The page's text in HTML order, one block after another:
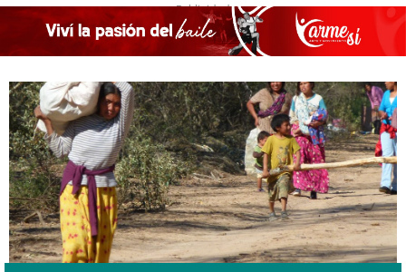
- Publicidad -
Día de la Diversidad Cultural, una fecha para valorar el legado de
pueblos originarios
Octubre 12, 2021